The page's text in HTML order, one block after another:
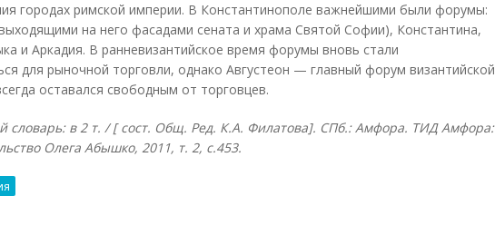
городах римской империи. В Константинополе важнейшими были форумы:
на него фасадами сената и храма Святой Софии), Константина,
и Аркадия. В ранневизантийское время форумы вновь стали
для рыночной торговли, однако Августеон — главный форум византийской
оставался свободным от торговцев.
словарь: в 2 т. / [ сост. Общ. Ред. К.А. Филатова]. СПб.: Амфора. ТИД Амфора:
Олега Абышко, 2011, т. 2, с.453.